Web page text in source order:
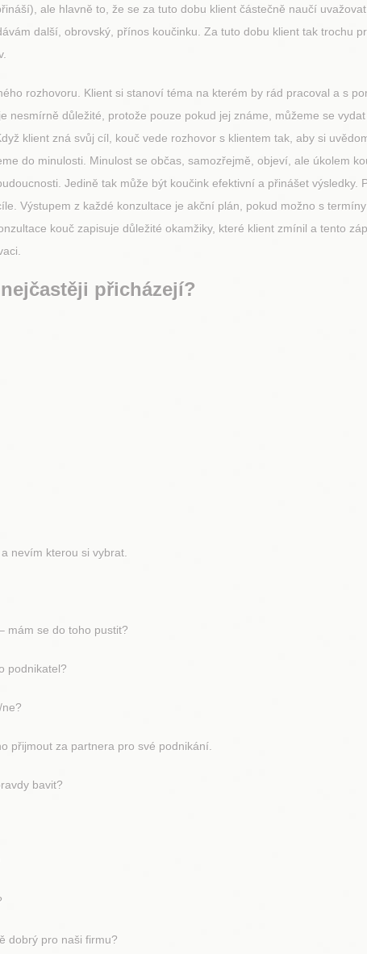
ale hlavně to, že se za tuto dobu klient částečně naučí
další, obrovský, přínos koučinku. Za tuto dobu klient tak trochu
rozhovoru. Klient si stanoví téma na kterém by rád pracoval a s
nesmírně důležité, protože pouze pokud jej známe, můžeme se
klient zná svůj cíl, kouč vede rozhovor s klientem tak, aby si
do minulosti. Minulost se občas, samozřejmě, objeví, ale úkolem
Jedině tak může být koučink efektivní a přinášet výsledky.
Výstupem z každé konzultace je akční plán, pokud možno s
kouč zapisuje důležité okamžiky, které klient zmínil a tento
přicházejí?
kterou si vybrat.
se do toho pustit?
za partnera pro své podnikání.
bavit?
pro naši firmu?